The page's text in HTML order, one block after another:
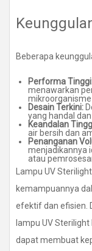
Beberapa
Performa
menawarkan
mikroorganisme
Desain Terkini:
yang handal
Keandalan
air bersih dan
Penanganan
menjadikannya
atau
Lampu UV
kemampuannya
efektif dan efisien.
lampu UV
dapat membuat